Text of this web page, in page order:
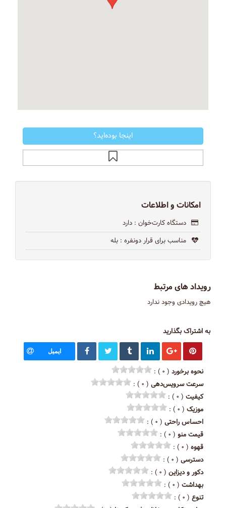
اینجا بوده‌اید؟
امکانات و اطلاعات
دستگاه کارت‌خوان : دارد
مناسب برای قرار دونفره : بله
رویداد های مرتبط
هیچ رویدادی وجود ندارد
به اشتراک بگذارید
ایمیل
نحوه برخورد ( ۰ ) :
سرعت سرویس‌دهی ( ۰ ) :
کیفیت ( ۰ ) :
موزیک ( ۰ ) :
احساس راحتی ( ۰ ) :
قیمت منو ( ۰ ) :
قهوه ( ۰ ) :
دسترسی ( ۰ ) :
دکور و دیزاین ( ۰ ) :
بهداشت ( ۰ ) :
تنوع ( ۰ ) :